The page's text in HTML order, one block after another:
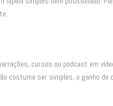
cursos ou podcast em
costuma ser simples, o ganho